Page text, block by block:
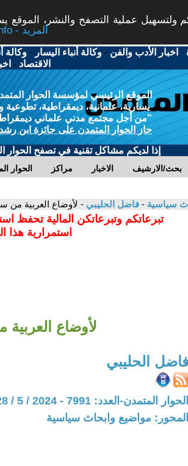
ولتسهيل عملية التصفح والنشر، الموقع
More info - المزيد
- اخبار الأدب والفن -وكالة أنباء اليسار -وكالة
الاقتصاد -
الموقع الرئيسي لمؤسسة الحوار
يسارية، علمانية، ديمقراطية، تطوعية
"من أجل مجتمع مدني علماني
حاز الحوار المتمدن على جائزة ابن رشد
إذا لديكم مشاكل تقنية في تصفح الحوار
الحوار مراكز الاخبار بحث/الارشيف
سياسية - فاضل الحليبي - لأوضاع العربية من
تبرعاتكم وتبرعاتكن المالية تحفظ
استمرارية هذا
لأوضاع
فاضل الحليبي
الحوار المتمدن-العدد: 7991 - 2024 / 5 / 28 - 22:56
المحور: مواضيع وابحاث سياسية